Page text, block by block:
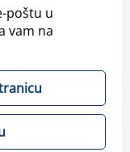
poštu u
vam na